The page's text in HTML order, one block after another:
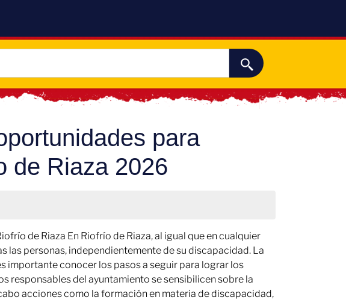
para
de Riaza 2026
de Riaza En Riofrío de Riaza, al igual que en cualquier
personas, independientemente de su discapacidad. La
importante conocer los pasos a seguir para lograr los
responsables del ayuntamiento se sensibilicen sobre la
acciones como la formación en materia de discapacidad,